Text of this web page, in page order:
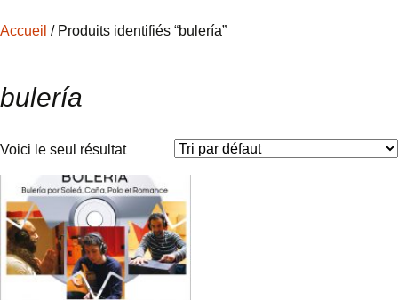
Accueil / Produits identifiés “bulería”
bulería
Voici le seul résultat